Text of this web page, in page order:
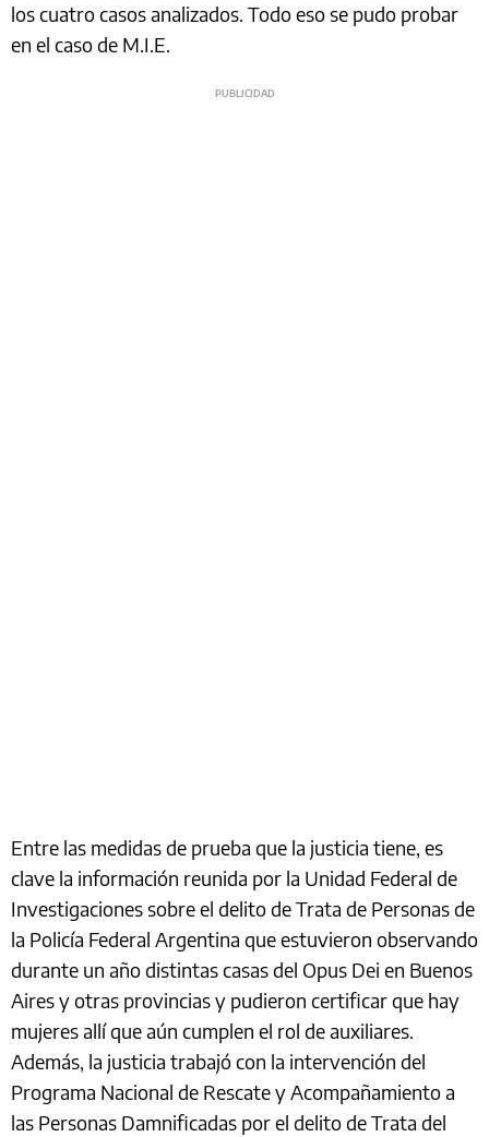
los cuatro casos analizados. Todo eso se pudo probar
en el caso de M.I.E.
Entre las medidas de prueba que la justicia tiene, es
clave la información reunida por la Unidad Federal de
Investigaciones sobre el delito de Trata de Personas de
la Policía Federal Argentina que estuvieron observando
durante un año distintas casas del Opus Dei en Buenos
Aires y otras provincias y pudieron certificar que hay
mujeres allí que aún cumplen el rol de auxiliares.
Además, la justicia trabajó con la intervención del
Programa Nacional de Rescate y Acompañamiento a
las Personas Damnificadas por el delito de Trata del